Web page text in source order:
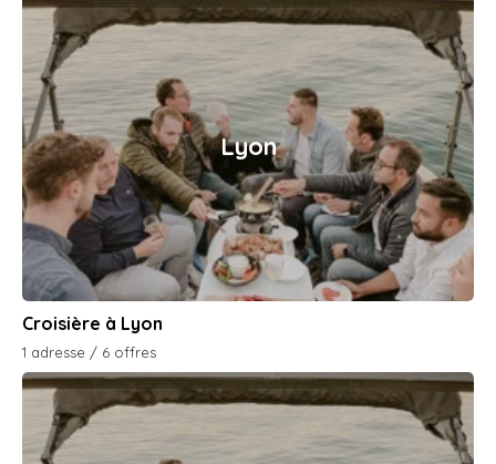
Lyon
Croisière à Lyon
1 adresse / 6 offres